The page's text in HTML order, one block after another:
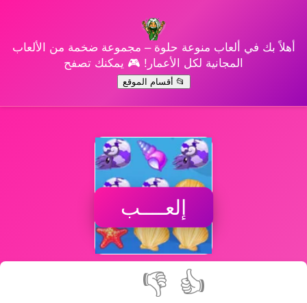
أهلاً بك في ألعاب منوعة حلوة – مجموعة ضخمة من الألعاب
المجانية لكل الأعمار! 🎮 يمكنك تصفح
📂 أقسام الموقع
إلعــــب
👍
👎